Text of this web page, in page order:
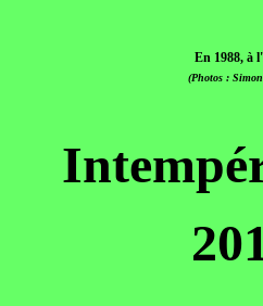
En 1988, à
(Photos :